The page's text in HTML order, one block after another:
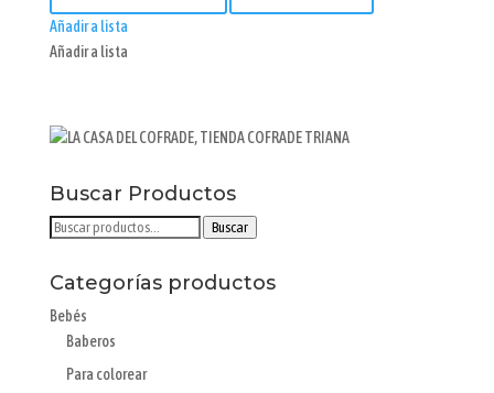
Añadir a lista
Añadir a lista
Buscar Productos
Buscar
Buscar
Categorías productos
Bebés
Baberos
Para colorear